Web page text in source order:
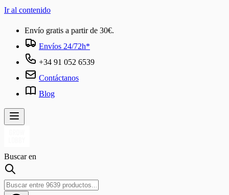
Ir al contenido
Envío gratis a partir de 30€.
Envíos 24/72h*
+34 91 052 6539
Contáctanos
Blog
Buscar en